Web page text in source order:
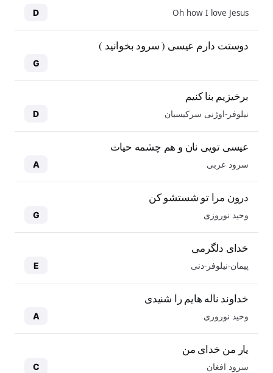
Oh how I love Jesus
D
دوستت دارم عیسی ( سرود بخوانید )
G
برخیزیم بنا کنیم
نیلوفر-اوژنی سرکیسیان D
عیسی تویی نان و هم چشمه حیات
سرود عربی A
درون مرا تو شستشو کن
وحید نوروزی G
خدای دلگرمی
پیمان-نیلوفر-دنی E
خداوند ناله هایم را شنیدی
وحید نوروزی A
یار من خدای من
سرود افغان C